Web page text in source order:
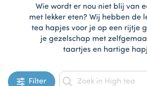
Wie wordt er nou niet blij van
met lekker eten? Wij hebben de
tea hapjes voor je op een rijtje
je gezelschap met
taartjes en hartige
Filter